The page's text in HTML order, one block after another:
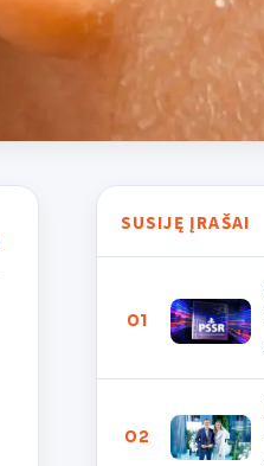
SUSIJĘ ĮRAŠAI
01
02